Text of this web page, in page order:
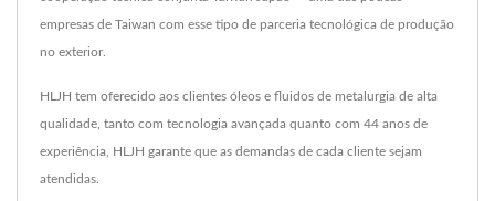
empresas de Taiwan com esse tipo de parceria tecnológica de produção
no exterior.
HLJH tem oferecido aos clientes óleos e fluidos de metalurgia de alta
qualidade, tanto com tecnologia avançada quanto com 44 anos de
experiência, HLJH garante que as demandas de cada cliente sejam
atendidas.